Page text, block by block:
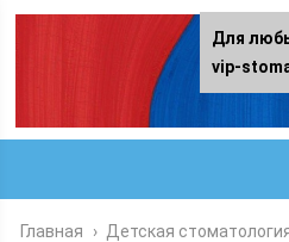
Главная › Детская
Для
vip-